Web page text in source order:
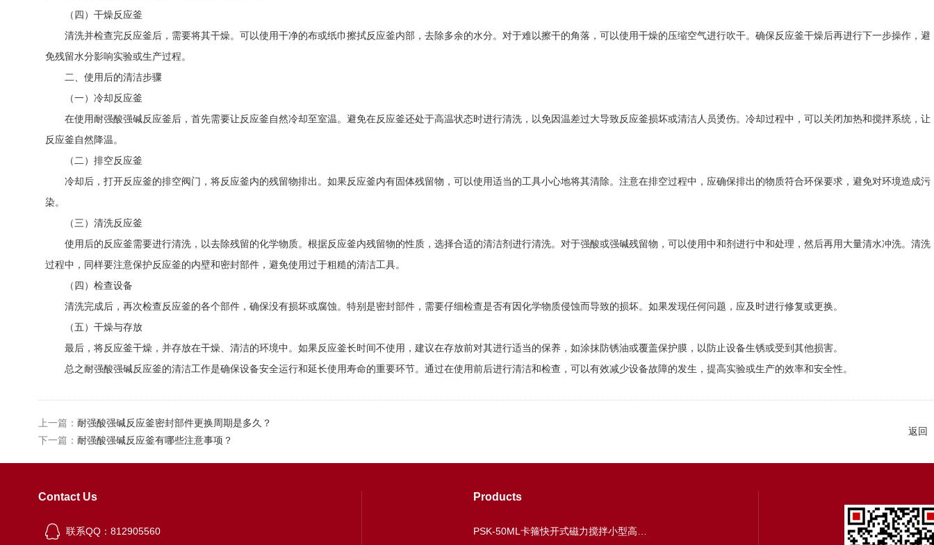
（四）干燥反应釜
清洗并检查完反应釜后，需要将其干燥。可以使用干净的布或纸巾擦拭反应釜内部，去除多余的水分。对于难以擦干的角落，可以使用干燥的压缩空气进行吹干。确保反应釜干燥后再进行下一步操作，避
免残留水分影响实验或生产过程。
二、使用后的清洁步骤
（一）冷却反应釜
在使用耐强酸强碱反应釜后，首先需要让反应釜自然冷却至室温。避免在反应釜还处于高温状态时进行清洗，以免因温差过大导致反应釜损坏或清洁人员烫伤。冷却过程中，可以关闭加热和搅拌系统，让
反应釜自然降温。
（二）排空反应釜
冷却后，打开反应釜的排空阀门，将反应釜内的残留物排出。如果反应釜内有固体残留物，可以使用适当的工具小心地将其清除。注意在排空过程中，应确保排出的物质符合环保要求，避免对环境造成污
染。
（三）清洗反应釜
使用后的反应釜需要进行清洗，以去除残留的化学物质。根据反应釜内残留物的性质，选择合适的清洁剂进行清洗。对于强酸或强碱残留物，可以使用中和剂进行中和处理，然后再用大量清水冲洗。清洗
过程中，同样要注意保护反应釜的内壁和密封部件，避免使用过于粗糙的清洁工具。
（四）检查设备
清洗完成后，再次检查反应釜的各个部件，确保没有损坏或腐蚀。特别是密封部件，需要仔细检查是否有因化学物质侵蚀而导致的损坏。如果发现任何问题，应及时进行修复或更换。
（五）干燥与存放
最后，将反应釜干燥，并存放在干燥、清洁的环境中。如果反应釜长时间不使用，建议在存放前对其进行适当的保养，如涂抹防锈油或覆盖保护膜，以防止设备生锈或受到其他损害。
总之耐强酸强碱反应釜的清洁工作是确保设备安全运行和延长使用寿命的重要环节。通过在使用前后进行清洁和检查，可以有效减少设备故障的发生，提高实验或生产的效率和安全性。
上一篇： 耐强酸强碱反应釜密封部件更换周期是多久？
下一篇： 耐强酸强碱反应釜有哪些注意事项？
返回
Contact Us
联系QQ：812905560
Products